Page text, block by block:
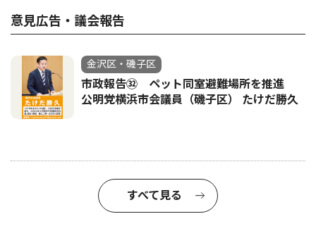
意見広告・議会報告
金沢区・磯子区
市政報告㉜ ペット同室避難場所を推進
公明党横浜市会議員（磯子区） たけだ勝久
すべて見る